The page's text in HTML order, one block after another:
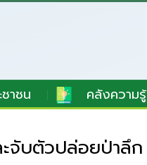
าชน คลังความรู้
จับตัวปล่อยป่าลึก